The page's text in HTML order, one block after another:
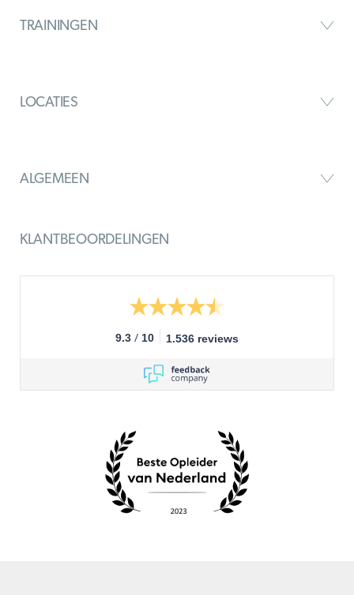
TRAININGEN
LOCATIES
ALGEMEEN
KLANTBEOORDELINGEN
9.3 / 10 1.536 reviews